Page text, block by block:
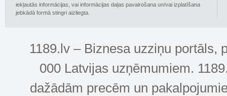
iekļautās informācijas, vai informācijas daļas pavairošana un/vai izplatīšana
jebkādā formā stingri aizliegta.
1189.lv – Biznesa uzziņu portāls,
000 Latvijas uzņēmumiem.
dažādām precēm un